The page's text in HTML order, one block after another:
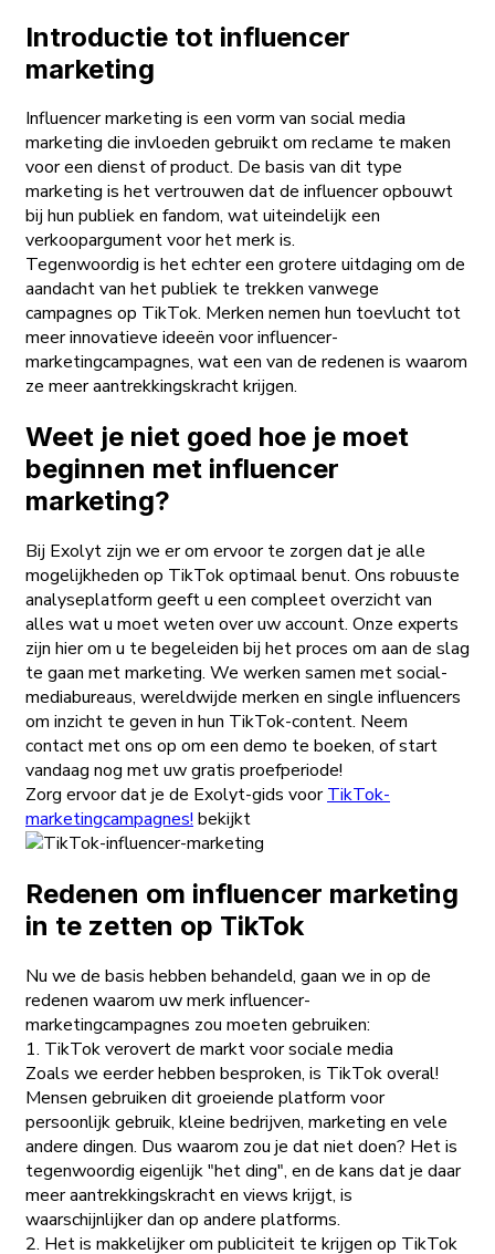
Introductie tot influencer
marketing
Influencer marketing is een vorm van social media
marketing die invloeden gebruikt om reclame te maken
voor een dienst of product. De basis van dit type
marketing is het vertrouwen dat de influencer opbouwt
bij hun publiek en fandom, wat uiteindelijk een
verkoopargument voor het merk is.
Tegenwoordig is het echter een grotere uitdaging om de
aandacht van het publiek te trekken vanwege
campagnes op TikTok. Merken nemen hun toevlucht tot
meer innovatieve ideeën voor influencer-
marketingcampagnes, wat een van de redenen is waarom
ze meer aantrekkingskracht krijgen.
Weet je niet goed hoe je moet
beginnen met influencer
marketing?
Bij Exolyt zijn we er om ervoor te zorgen dat je alle
mogelijkheden op TikTok optimaal benut. Ons robuuste
analyseplatform geeft u een compleet overzicht van
alles wat u moet weten over uw account. Onze experts
zijn hier om u te begeleiden bij het proces om aan de slag
te gaan met marketing. We werken samen met social-
mediabureaus, wereldwijde merken en single influencers
om inzicht te geven in hun TikTok-content. Neem
contact met ons op om een demo te boeken, of start
vandaag nog met uw gratis proefperiode!
Zorg ervoor dat je de Exolyt-gids voorTikTok-
marketingcampagnes! bekijkt
Redenen om influencer marketing
in te zetten op TikTok
Nu we de basis hebben behandeld, gaan we in op de
redenen waarom uw merk influencer-
marketingcampagnes zou moeten gebruiken:
1. TikTok verovert de markt voor sociale media
Zoals we eerder hebben besproken, is TikTok overal!
Mensen gebruiken dit groeiende platform voor
persoonlijk gebruik, kleine bedrijven, marketing en vele
andere dingen. Dus waarom zou je dat niet doen? Het is
tegenwoordig eigenlijk "het ding", en de kans dat je daar
meer aantrekkingskracht en views krijgt, is
waarschijnlijker dan op andere platforms.
2. Het is makkelijker om publiciteit te krijgen op TikTok